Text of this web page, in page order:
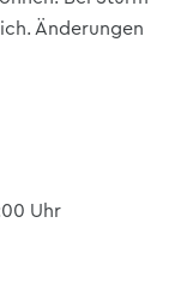
Änderungen
Uhr